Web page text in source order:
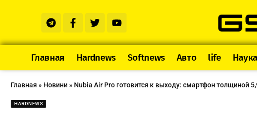
Главная Hardnews Softnews Авто life Наука
Главная » Новини» Nubia Air Pro готовится к выходу: смартфон
HARDNEWS